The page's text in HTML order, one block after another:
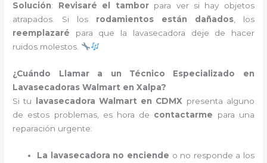
Solución: Revisaré el tamborpara ver si hay objetos
atrapados. Si los rodamientos están dañados, los
reemplazaré para que la lavasecadora deje de hacer
ruidos molestos.
¿Cuándo Llamar a un Técnico Especializado en
Lavasecadoras Walmart en Xalpa?
Si tu
lavasecadora Walmart en CDMX presenta alguno
de estos problemas, es hora de contactarme para una
reparación urgente:
La lavasecadora no enciende o no responde a los